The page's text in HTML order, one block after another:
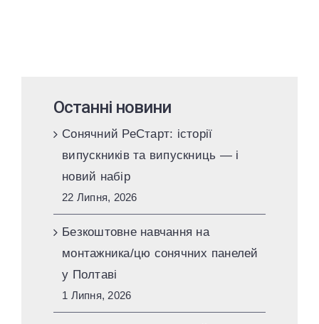
Останні новини
Сонячний РеСтарт: історії
випускників та випускниць — і
новий набір
22 Липня, 2026
Безкоштовне навчання на
монтажника/цю сонячних панелей
у Полтаві
1 Липня, 2026